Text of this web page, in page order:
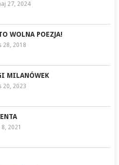
27, 2024
WOLNA POEZJA!
28, 2018
MILANÓWEK
20, 2023
8, 2021